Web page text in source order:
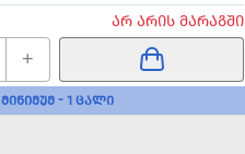
ᲐᲠ ᲐᲠᲘᲡ ᲛᲐᲠᲐᲒᲨᲘ
+
ᲛᲘᲜᲘᲛᲣᲛ - 1 ᲪᲐᲚᲘ